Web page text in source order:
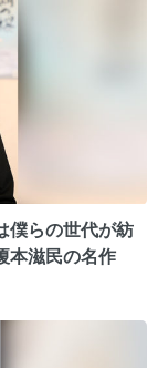
僕らの世代が紡
本滋民の名作